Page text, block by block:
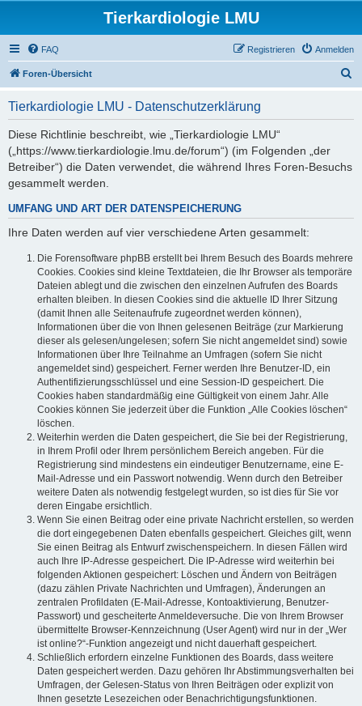
Tierkardiologie LMU
FAQ Anmelden
Registrieren
Foren-Übersicht
Tierkardiologie LMU - Datenschutzerklärung
Diese Richtlinie beschreibt, wie „Tierkardiologie LMU“
(„https://www.tierkardiologie.lmu.de/forum“) (im Folgenden „der
Betreiber“) die Daten verwendet, die während Ihres Foren-Besuchs
gesammelt werden.
UMFANG UND ART DER DATENSPEICHERUNG
Ihre Daten werden auf vier verschiedene Arten gesammelt:
Die Forensoftware phpBB erstellt bei Ihrem Besuch des Boards mehrere
Cookies. Cookies sind kleine Textdateien, die Ihr Browser als temporäre
Dateien ablegt und die zwischen den einzelnen Aufrufen des Boards
erhalten bleiben. In diesen Cookies sind die aktuelle ID Ihrer Sitzung
(damit Ihnen alle Seitenaufrufe zugeordnet werden können),
Informationen über die von Ihnen gelesenen Beiträge (zur Markierung
dieser als gelesen/ungelesen; sofern Sie nicht angemeldet sind) sowie
Informationen über Ihre Teilnahme an Umfragen (sofern Sie nicht
angemeldet sind) gespeichert. Ferner werden Ihre Benutzer-ID, ein
Authentifizierungsschlüssel und eine Session-ID gespeichert. Die
Cookies haben standardmäßig eine Gültigkeit von einem Jahr. Alle
Cookies können Sie jederzeit über die Funktion „Alle Cookies löschen“
löschen.
Weiterhin werden die Daten gespeichert, die Sie bei der Registrierung,
in Ihrem Profil oder Ihrem persönlichem Bereich angeben. Für die
Registrierung sind mindestens ein eindeutiger Benutzername, eine E-
Mail-Adresse und ein Passwort notwendig. Wenn durch den Betreiber
weitere Daten als notwendig festgelegt wurden, so ist dies für Sie vor
deren Eingabe ersichtlich.
Wenn Sie einen Beitrag oder eine private Nachricht erstellen, so werden
die dort eingegebenen Daten ebenfalls gespeichert. Gleiches gilt, wenn
Sie einen Beitrag als Entwurf zwischenspeichern. In diesen Fällen wird
auch Ihre IP-Adresse gespeichert. Die IP-Adresse wird weiterhin bei
folgenden Aktionen gespeichert: Löschen und Ändern von Beiträgen
(dazu zählen Private Nachrichten und Umfragen), Änderungen an
zentralen Profildaten (E-Mail-Adresse, Kontoaktivierung, Benutzer-
Passwort) und gescheiterte Anmeldeversuche. Die von Ihrem Browser
übermittelte Browser-Kennzeichnung (User Agent) wird nur in der „Wer
ist online?“-Funktion angezeigt und nicht dauerhaft gespeichert.
Schließlich erfordern einzelne Funktionen des Boards, dass weitere
Daten gespeichert werden. Dazu gehören Ihr Abstimmungsverhalten bei
Umfragen, der Gelesen-Status von Ihren Beiträgen oder explizit von
Ihnen gesetzte Lesezeichen oder Benachrichtigungsfunktionen.